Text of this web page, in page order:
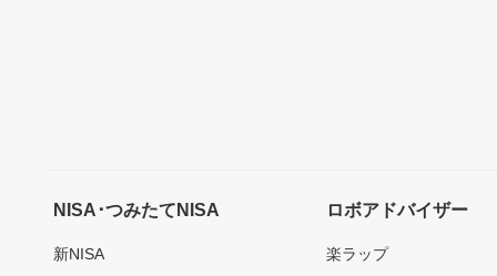
NISA･つみたてNISA
新NISA
ロボアドバイザー
楽ラップ